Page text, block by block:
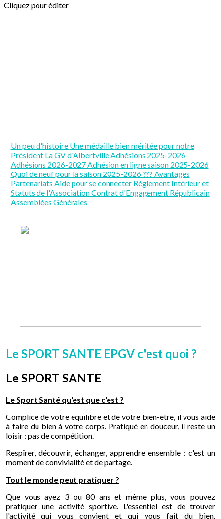
Cliquez pour éditer
Un peu d'histoire Une médaille bien méritée pour notre
Président La GV d'AlbertvilleAdhésions 2025-2026
Adhésions 2026-2027Adhésion en ligne saison 2025-2026
Quoi de neuf pour la saison 2025-2026 ??? Avantages
Partenariats Aide pour se connecter Réglement Intérieur et
Statuts de l'AssociationContrat d'Engagement Républicain
Assemblées Générales
Le SPORT SANTE EPGV c'est quoi ?
Le SPORT SANTE
Le Sport Santé qu'est que c'est ?
Complice de votre équilibre et de votre bien-être, il vous aide
à faire du bien à votre corps. Pratiqué en douceur, il reste un
loisir : pas de compétition.
Respîrer, découvrir, échanger, apprendre ensemble : c'est un
moment de convivialité et de partage.
Tout le monde peut pratiquer ?
Que vous ayez 3 ou 80 ans et même plus, vous pouvez
pratiquer une activité sportive. L'essentiel est de trouver
l'activité qui vous convient et qui vous fait du bien.